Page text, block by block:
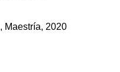
, Maestría, 2020